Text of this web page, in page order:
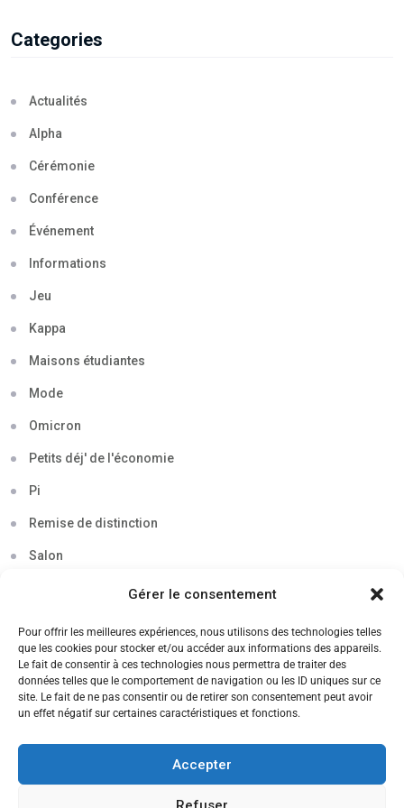
Gérer le consentement
Pour offrir les meilleures expériences, nous utilisons des technologies telles
que les cookies pour stocker et/ou accéder aux informations des appareils.
Le fait de consentir à ces technologies nous permettra de traiter des
données telles que le comportement de navigation ou les ID uniques sur ce
site. Le fait de ne pas consentir ou de retirer son consentement peut avoir
un effet négatif sur certaines caractéristiques et fonctions.
Accepter
Categories
Actualités
Alpha
Cérémonie
Conférence
Événement
Informations
Jeu
Kappa
Maisons étudiantes
Mode
Omicron
Petits déj' de l'économie
Pi
Remise de distinction
Salon
Soirée
Sortie découverte
Tau
Voyage